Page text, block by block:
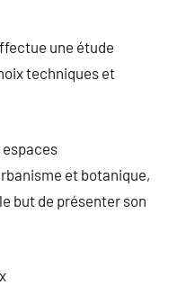
une étude
techniques et
et botanique,
but de présenter son